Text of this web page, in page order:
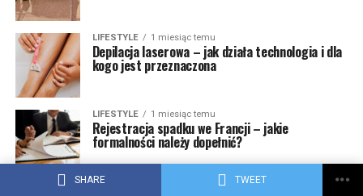
SHARE TWEET
LIFESTYLE 1 miesiąc temu
Depilacja laserowa – jak działa technologia i dla
kogo jest przeznaczona
LIFESTYLE 1 miesiąc temu
Rejestracja spadku we Francji – jakie
formalności należy dopełnić?